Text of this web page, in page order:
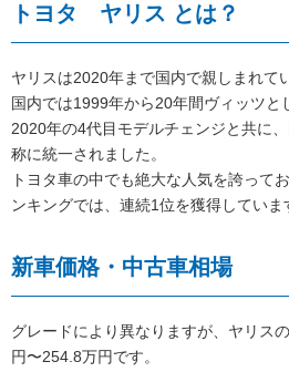
トヨタ ヤリス とは？
ヤリスは2020年まで国内で親しまれて
国内では1999年から20年間ヴィッツと
2020年の4代目モデルチェンジと共に
称に統一されました。
トヨタ車の中でも絶大な人気を誇って
ンキングでは、連続1位を獲得していま
新車価格・中古車相場
グレードにより異なりますが、ヤリス
円〜254.8万円です。